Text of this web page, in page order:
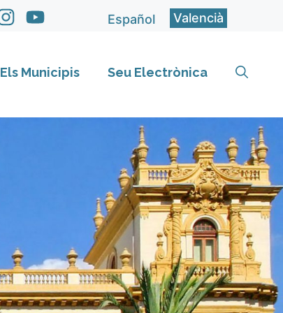
Español Valencià
Els Municipis Seu Electrònica